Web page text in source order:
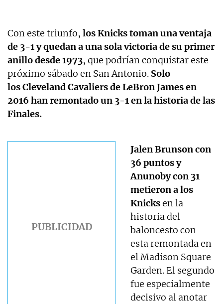
Con este triunfo, los Knicks toman una ventaja
de 3-1 y quedan a una sola victoria de su primer
anillo desde 1973, que podrían conquistar este
próximo sábado en San Antonio. Solo
los Cleveland Cavaliers de LeBron James en
2016 han remontado un 3-1 en la historia de las
Finales.
Jalen Brunson con
36 puntos y
Anunoby con 31
metieron a los
Knicksen la
historia del
baloncesto con
esta remontada en
el Madison Square
Garden. El segundo
fue especialmente
decisivo al anotar